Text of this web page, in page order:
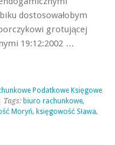
dostosowałobym
grotującej
19:12:2002 …
Podatkowe Księgowe
| Tags: biuro rachunkowe,
Moryń, księgowość Sława,